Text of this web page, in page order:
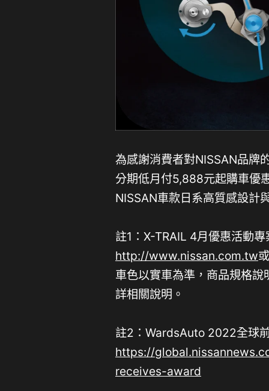
為感謝消費者對NISSAN品牌
分期低月付5,888元起購車優
NISSAN車款日系高質感設計
註1：X-TRAIL 4月優惠活動
http://www.nissan.com.tw
車色以實車為準，商品規格
詳相關說明。
註2：WardsAuto 2022全球
https://
receives-award